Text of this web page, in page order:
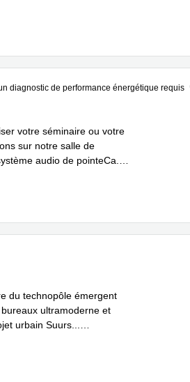
diagnostic de performance énergétique requis
votre séminaire ou votre
sur notre salle de
audio de pointeCa
du technopôle émergent
ultramoderne et
urbain Suurs